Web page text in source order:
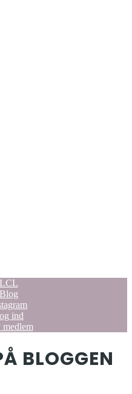
LCL
Blog
ind
BLOGGEN